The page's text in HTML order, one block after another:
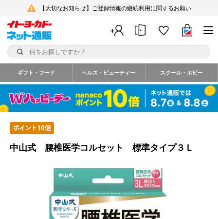
【大切なお知らせ】ご登録情報の継続利用に関するお願い
ギフト・フード ヘルス・ビューティー スクール・ホビー
中山式 腰椎医学コルセット 標準タイプ３Ｌ